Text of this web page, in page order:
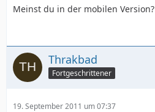
Meinst du in der mobilen Version?
Thrakbad
Fortgeschrittener
19. September 2011 um 07:37